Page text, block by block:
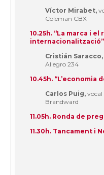
Víctor Mirabet,
Coleman CBX
10.25h. “La marca i el
internacionalització”
Cristián Saracco,
Allegro 234
10.45h. “L’economia
Carlos Puig, vocal
Brandward
11.05h. Ronda de
11.30h. Tancament i